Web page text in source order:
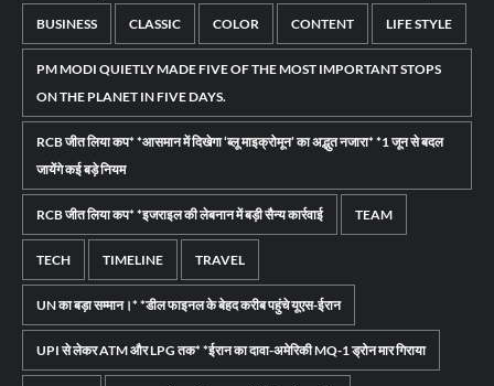
BUSINESS CLASSIC COLOR CONTENT LIFE STYLE
PM MODI QUIETLY MADE FIVE OF THE MOST IMPORTANT STOPS
ON THE PLANET IN FIVE DAYS.
RCB जीत लिया कप* *आसमान में दिखेगा ‘ब्लू माइक्रोमून’ का अद्भुत नजारा* *1 जून से बदल
जायेंगे कई बड़े नियम
RCB जीत लिया कप* *इजराइल की लेबनान में बड़ी सैन्य कार्रवाई TEAM
TECH TIMELINE TRAVEL
UN का बड़ा सम्मान।* *डील फाइनल के बेहद करीब पहुंचे यूएस-ईरान
UPI से लेकर ATM और LPG तक* *ईरान का दावा-अमेरिकी MQ-1 ड्रोन मार गिराया